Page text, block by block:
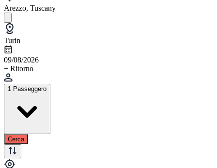
Arezzo, Tuscany
Turin
09/08/2026
+ Ritorno
1 Passeggero
Cerca